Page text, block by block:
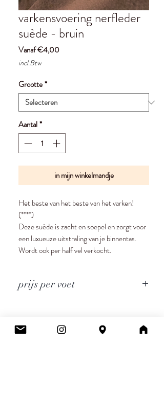
varkensvoering nerfleder
suède - bruin
Vanaf€4,00Verkoopprijs
incl.Btw
Grootte*
Aantal*
in mijn winkelmandje
Het beste van het beste van het varken!
(****)
Deze suède is zacht en soepel en zorgt voor
een luxueuze uitstraling van je binnentas.
Wordt ook per half vel verkocht.
prijs per voet
Cee.